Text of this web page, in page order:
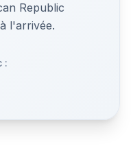
Republic
l'arrivée.
: